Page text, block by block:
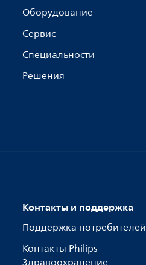
Оборудование
Сервис
Специальности
Решения
Контакты и поддержка
Поддержка потребителей
Контакты Philips